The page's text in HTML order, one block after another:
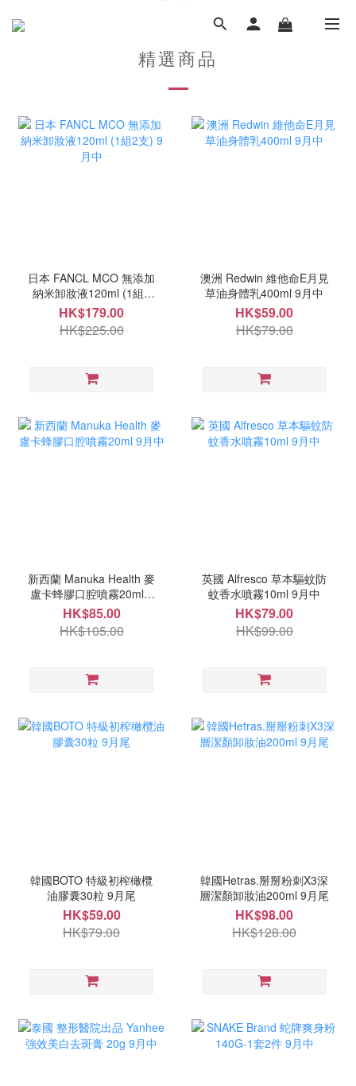
精選商品
日本 FANCL MCO 無添加
納米卸妝液120ml (1組2
支) 9月中
HK$179.00
HK$225.00
澳洲 Redwin 維他命E月見
草油身體乳400ml 9月中
HK$59.00
HK$79.00
新西蘭 Manuka Health 麥
盧卡蜂膠口腔噴霧20ml 9
月中
HK$85.00
HK$105.00
英國 Alfresco 草本驅蚊防
蚊香水噴霧10ml 9月中
HK$79.00
HK$99.00
韓國BOTO 特級初榨橄欖
油膠囊30粒 9月尾
HK$59.00
HK$79.00
韓國Hetras.掰掰粉刺X3深
層潔顏卸妝油200ml 9月尾
HK$98.00
HK$128.00